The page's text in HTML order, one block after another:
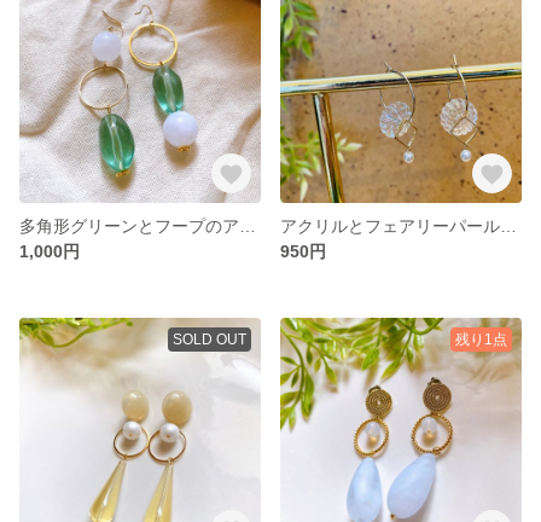
1,000円
950円
SOLD OUT 残り1点